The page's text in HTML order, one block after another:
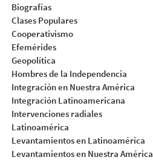
Biografías
Clases Populares
Cooperativismo
Efemérides
Geopolítica
Hombres de la Independencia
Integración en Nuestra América
Integración Latinoamericana
Intervenciones radiales
Latinoamérica
Levantamientos en Latinoamérica
Levantamientos en Nuestra América